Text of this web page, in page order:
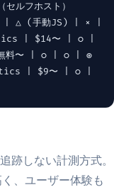
フホスト）
△ (手動JS) | × |
| $14〜 | ○ |
料〜 | ○ | ○ | ◎
| $9〜 | ○ |
跡しない計測方式。
、ユーザー体験も